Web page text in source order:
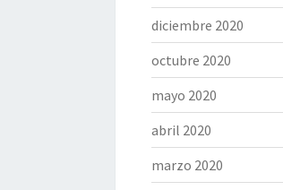
diciembre 2020
octubre 2020
mayo 2020
abril 2020
marzo 2020